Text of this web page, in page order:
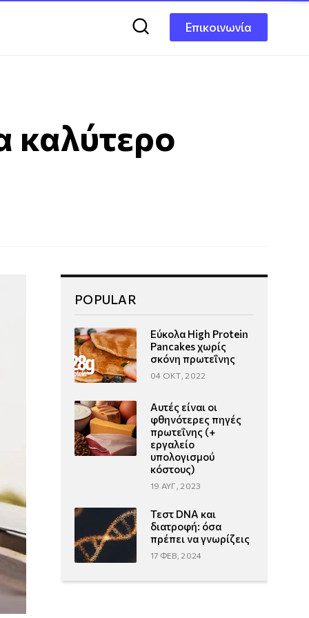
Επικοινωνία
καλύτερο
POPULAR
Εύκολα High Protein
Pancakes χωρίς
σκόνη πρωτεΐνης
04 ΟΚΤ, 2022
Αυτές είναι οι
φθηνότερες πηγές
πρωτεΐνης (+
εργαλείο
υπολογισμού
κόστους)
19 ΑΥΓ, 2023
Τεστ DNA και
διατροφή: όσα
πρέπει να γνωρίζεις
17 ΦΕΒ, 2024